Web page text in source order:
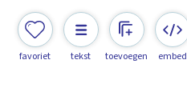
favoriet tekst toevoegen embed